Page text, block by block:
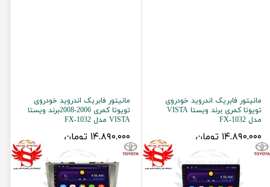
مانیتور فابریک اندروید خودروی
تویوتا کمری برند ویستا VISTA
مدل FX-1032
۱۴,۸۹۰,۰۰۰ تومان
مانیتور فابریک اندروید خودروی
تویوتا کمری 2006-2008برند ویستا
VISTA مدل FX-1032
۱۴,۸۹۰,۰۰۰ تومان